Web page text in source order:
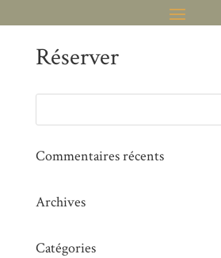
Réserver
Commentaires récents
Archives
Catégories